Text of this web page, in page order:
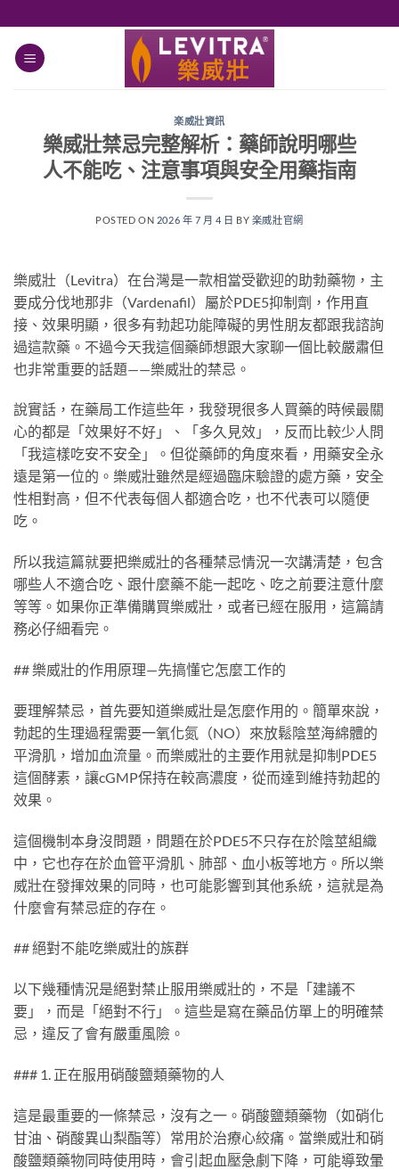
楽威壯資訊
樂威壯禁忌完整解析：藥師說明哪些
人不能吃、注意事項與安全用藥指南
POSTED ON 2026 年 7 月 4 日 BY 楽威壯官網
樂威壯（Levitra）在台灣是一款相當受歡迎的助勃藥物，主
要成分伐地那非（Vardenafil）屬於PDE5抑制劑，作用直
接、效果明顯，很多有勃起功能障礙的男性朋友都跟我諮詢
過這款藥。不過今天我這個藥師想跟大家聊一個比較嚴肅但
也非常重要的話題——樂威壯的禁忌。
說實話，在藥局工作這些年，我發現很多人買藥的時候最關
心的都是「效果好不好」、「多久見效」，反而比較少人問
「我這樣吃安不安全」。但從藥師的角度來看，用藥安全永
遠是第一位的。樂威壯雖然是經過臨床驗證的處方藥，安全
性相對高，但不代表每個人都適合吃，也不代表可以隨便
吃。
所以我這篇就要把樂威壯的各種禁忌情況一次講清楚，包含
哪些人不適合吃、跟什麼藥不能一起吃、吃之前要注意什麼
等等。如果你正準備購買樂威壯，或者已經在服用，這篇請
務必仔細看完。
## 樂威壯的作用原理—先搞懂它怎麼工作的
要理解禁忌，首先要知道樂威壯是怎麼作用的。簡單來說，
勃起的生理過程需要一氧化氮（NO）來放鬆陰莖海綿體的
平滑肌，增加血流量。而樂威壯的主要作用就是抑制PDE5
這個酵素，讓cGMP保持在較高濃度，從而達到維持勃起的
效果。
這個機制本身沒問題，問題在於PDE5不只存在於陰莖組織
中，它也存在於血管平滑肌、肺部、血小板等地方。所以樂
威壯在發揮效果的同時，也可能影響到其他系統，這就是為
什麼會有禁忌症的存在。
## 絕對不能吃樂威壯的族群
以下幾種情況是絕對禁止服用樂威壯的，不是「建議不
要」，而是「絕對不行」。這些是寫在藥品仿單上的明確禁
忌，違反了會有嚴重風險。
### 1. 正在服用硝酸鹽類藥物的人
這是最重要的一條禁忌，沒有之一。硝酸鹽類藥物（如硝化
甘油、硝酸異山梨酯等）常用於治療心絞痛。當樂威壯和硝
酸鹽類藥物同時使用時，會引起血壓急劇下降，可能導致暈